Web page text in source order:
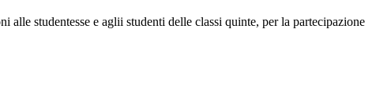
studentesse e aglii studenti delle classi quinte, per la partecipazione